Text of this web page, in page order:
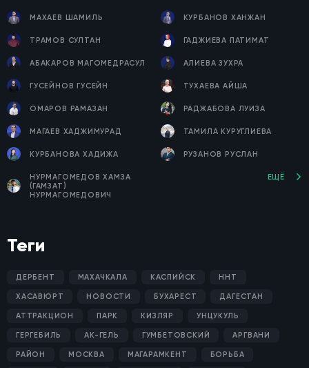
МАХАЕВ ШАМИЛЬ КУРБАНОВ ХАНЖАН
ТРАМОВ СУЛТАН ГАДЖИЕВА ПАТИМАТ
АБАКАРОВ МАГОМЕДРАСУЛ АЛИЕВА ЗУХРА
ГУСЕЙНОВ ГУСЕЙН ТУХАЕВА АЙША
ОМАРОВ РАМАЗАН РАДЖАБОВА ЛУИЗА
МАГАЕВ ХАДЖИМУРАД ТАМИЛА КУРУГЛИЕВА
КУРБАНОВА ХАДИЖА РУЗАНОВ РУСЛАН
НУРМАГОМЕДОВ ХАМЗА
(ГАМЗАТ)
НУРМАГОМЕДОВИЧ
ЕЩЁ
Теги
ДЕРБЕНТ МАХАЧКАЛА КАСПИЙСК ННТ
ХАСАВЮРТ НОВОСТИ БУХАРЕСТ ДАГЕСТАН
АТТРАКЦИОН ПАРК КИЗЛЯР УНЦУКУЛЬ
ГЕРГЕБИЛЬ АК-ГЕЛЬ ГУМБЕТОВСКИЙ АРГВАНИ
РАЙОН МОСКВА МАГАРАМКЕНТ БОРЬБА